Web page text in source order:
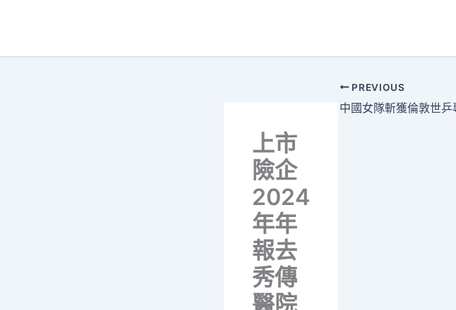
上市
險企
2024
年年
報去
秀傳
醫院
PREVIOUS